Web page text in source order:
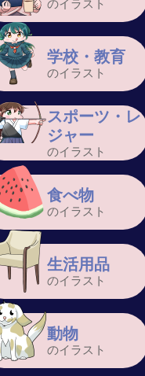
のイラスト
学校・教育
のイラスト
スポーツ・レ
ジャー
のイラスト
食べ物
のイラスト
生活用品
のイラスト
動物
のイラスト